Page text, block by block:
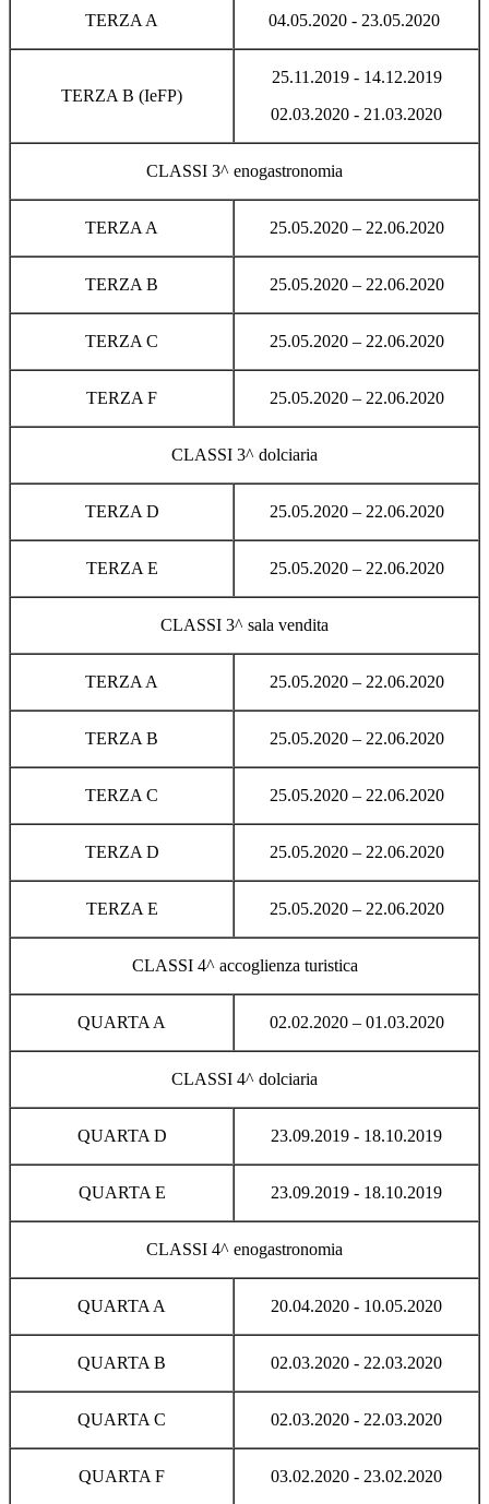
TERZA A 04.05.2020 - 23.05.2020
TERZA B (IeFP)
25.11.2019 - 14.12.2019
02.03.2020 - 21.03.2020
CLASSI 3^ enogastronomia
TERZA A 25.05.2020 – 22.06.2020
TERZA B 25.05.2020 – 22.06.2020
TERZA C 25.05.2020 – 22.06.2020
TERZA F 25.05.2020 – 22.06.2020
CLASSI 3^ dolciaria
TERZA D 25.05.2020 – 22.06.2020
TERZA E 25.05.2020 – 22.06.2020
CLASSI 3^ sala vendita
TERZA A 25.05.2020 – 22.06.2020
TERZA B 25.05.2020 – 22.06.2020
TERZA C 25.05.2020 – 22.06.2020
TERZA D 25.05.2020 – 22.06.2020
TERZA E 25.05.2020 – 22.06.2020
CLASSI 4^ accoglienza turistica
QUARTA A 02.02.2020 – 01.03.2020
CLASSI 4^ dolciaria
QUARTA D 23.09.2019 - 18.10.2019
QUARTA E 23.09.2019 - 18.10.2019
CLASSI 4^ enogastronomia
QUARTA A 20.04.2020 - 10.05.2020
QUARTA B 02.03.2020 - 22.03.2020
QUARTA C 02.03.2020 - 22.03.2020
QUARTA F 03.02.2020 - 23.02.2020